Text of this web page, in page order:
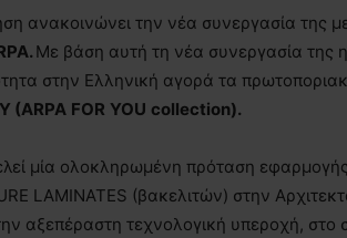
ανακοινώνει την νέα συνεργασία της
. Με βάση αυτή τη νέα συνεργασία της η
στην Ελληνική αγορά τα
(ARPA FOR YOU collection).
μία ολοκληρωμένη πρόταση
LAMINATES (βακελιτών) στην
αξεπέραστη τεχνολογική υπεροχή,